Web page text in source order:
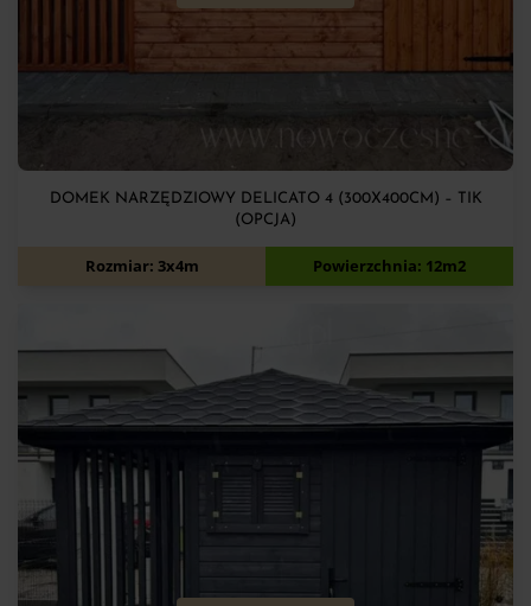
DOMEK NARZĘDZIOWY DELICATO 4 (300X400CM) – TIK
(OPCJA)
7 900zł
Rozmiar: 3x4m Powierzchnia: 12m2